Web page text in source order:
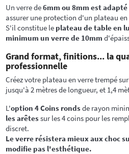
Un verre de6mm ou 8mm est
assurer une protection d'un plateau
S'il constitue le plateau de table en
minimum un verre de 10mm
Grand format, finitions... la
professionnelle
Créez votre plateau en verre trempé
jusqu'à 2 mètres de longueur, et 1,4
L'option 4 Coins rondsde rayon
les arêtessur les 4 coins pour les
discret.
Le verre résistera mieux aux choc
modifie pas l'esthétique.